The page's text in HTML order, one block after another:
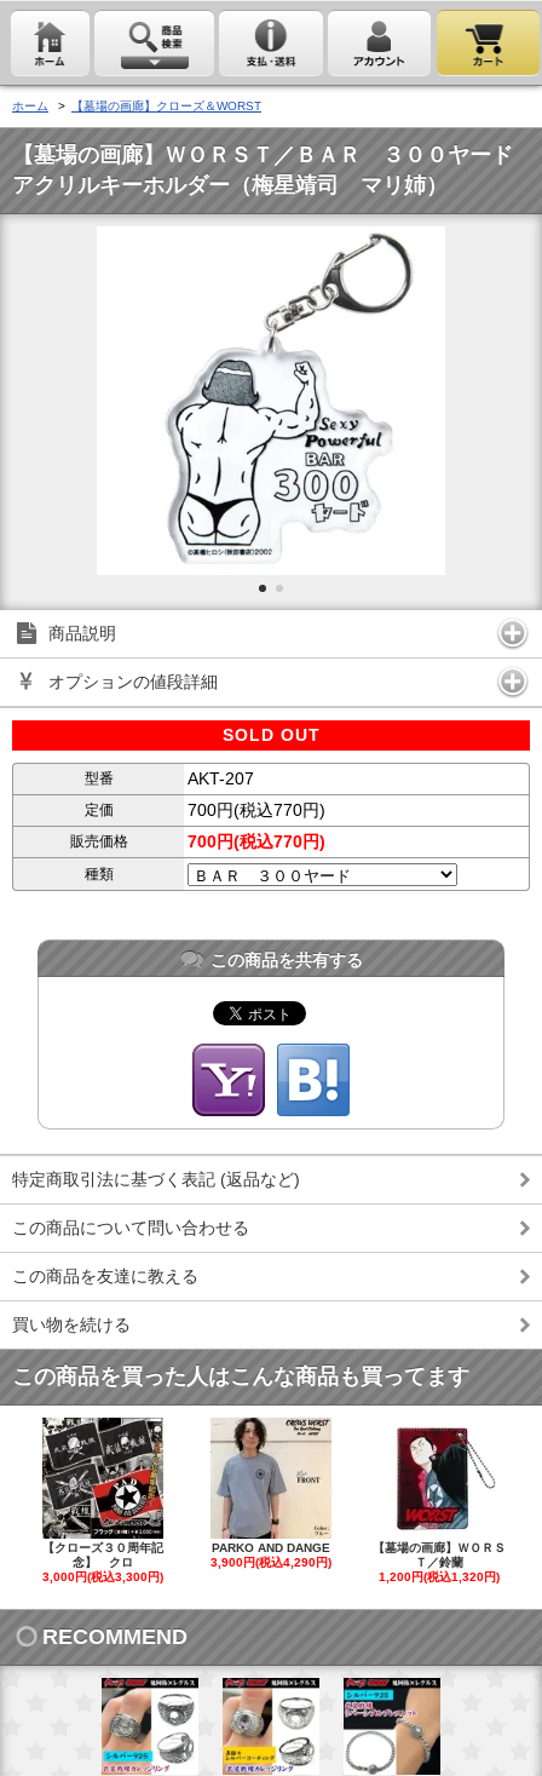
ホーム > 【墓場の画廊】クローズ＆WORST
【墓場の画廊】ＷＯＲＳＴ／ＢＡＲ ３００ヤード
アクリルキーホルダー（梅星靖司 マリ姉）
商品説明
オプションの値段詳細
SOLD OUT
型番 AKT-207
定価 700円(税込770円)
販売価格 700円(税込770円)
種類
この商品を共有する
特定商取引法に基づく表記 (返品など)
この商品について問い合わせる
この商品を友達に教える
買い物を続ける
この商品を買った人はこんな商品も買ってます
【クローズ３０周年記
念】 クロ
3,000円(税込3,300円)
PARKO AND DANGE
3,900円(税込4,290円)
【墓場の画廊】ＷＯＲＳ
Ｔ／鈴蘭
1,200円(税込1,320円)
RECOMMEND